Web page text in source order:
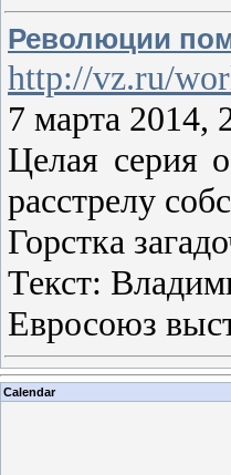
Революции
http://vz.ru/
7 марта 2014,
Целая серия
расстрелу
Горстка
Текст:
Евросоюз
Calendar